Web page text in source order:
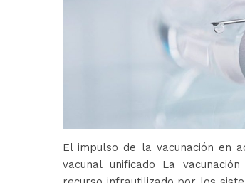
El impulso de la vacunación en
vacunal unificado La